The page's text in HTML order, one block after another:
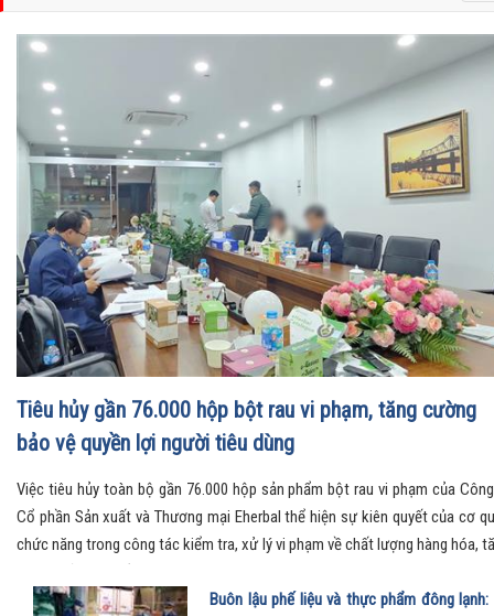
Tiêu hủy gần 76.000 hộp bột rau vi phạm, tăng cường
bảo vệ quyền lợi người tiêu dùng
Việc tiêu hủy toàn bộ gần 76.000 hộp sản phẩm bột rau vi phạm của
Cổ phần Sản xuất và Thương mại Eherbal thể hiện sự kiên quyết của cơ
chức năng trong công tác kiểm tra, xử lý vi phạm về chất lượng hàng hóa,
mạnh.
Buôn lậu phế liệu và thực phẩm đông lạnh: